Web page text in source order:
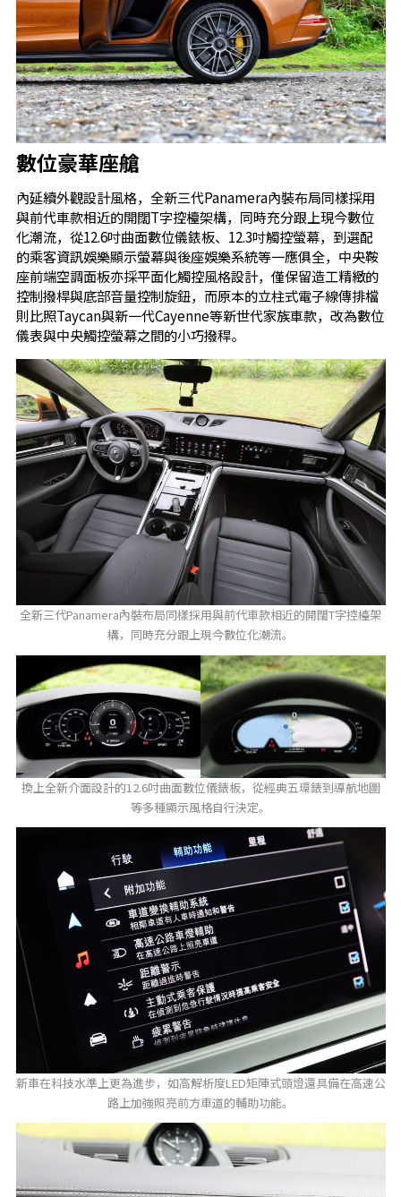
數位豪華座艙
內延續外觀設計風格，全新三代Panamera內裝布局同樣採用
與前代車款相近的開闊T字控檯架構，同時充分跟上現今數位
化潮流，從12.6吋曲面數位儀錶板、12.3吋觸控螢幕，到選配
的乘客資訊娛樂顯示螢幕與後座娛樂系統等一應俱全，中央鞍
座前端空調面板亦採平面化觸控風格設計，僅保留造工精緻的
控制撥桿與底部音量控制旋鈕，而原本的立柱式電子線傳排檔
則比照Taycan與新一代Cayenne等新世代家族車款，改為數位
儀表與中央觸控螢幕之間的小巧撥稈。
全新三代Panamera內裝布局同樣採用與前代車款相近的開闊T字控檯架
構，同時充分跟上現今數位化潮流。
換上全新介面設計的12.6吋曲面數位儀錶板，從經典五環錶到導航地圖
等多種顯示風格自行決定。
新車在科技水準上更為進步，如高解析度LED矩陣式頭燈還具備在高速公
路上加強照亮前方車道的輔助功能。